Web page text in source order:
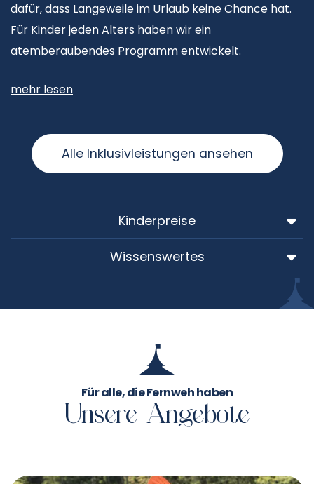
dafür, dass Langeweile im Urlaub keine Chance hat.
Für Kinder jeden Alters haben wir ein
atemberaubendes Programm entwickelt.
mehr lesen
Alle Inklusivleistungen ansehen
Kinderpreise
Wissenswertes
Unsere Angebote
Für alle, die Fernweh haben